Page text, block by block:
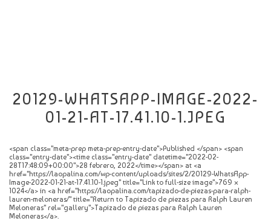
20129-WHATSAPP-IMAGE-2022-
01-21-AT-17.41.10-1.JPEG
<span class="meta-prep meta-prep-entry-date">Published </span> <span
class="entry-date"><time class="entry-date" datetime="2022-02-
28T17:48:09+00:00">28 febrero, 2022</time></span> at <a
href="https://laopalina.com/wp-content/uploads/sites/2/20129-WhatsApp-
Image-2022-01-21-at-17.41.10-1.jpeg" title="Link to full-size image">769 ×
1024</a> in <a href="https://laopalina.com/tapizado-de-piezas-para-ralph-
lauren-meloneras/" title="Return to Tapizado de piezas para Ralph Lauren
Meloneras" rel="gallery">Tapizado de piezas para Ralph Lauren
Meloneras</a>.